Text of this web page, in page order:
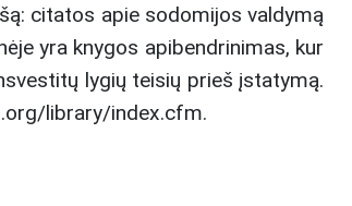
citatos apie sodomijos valdymą
yra knygos apibendrinimas, kur
lygių teisių prieš įstatymą.
library/index.cfm.